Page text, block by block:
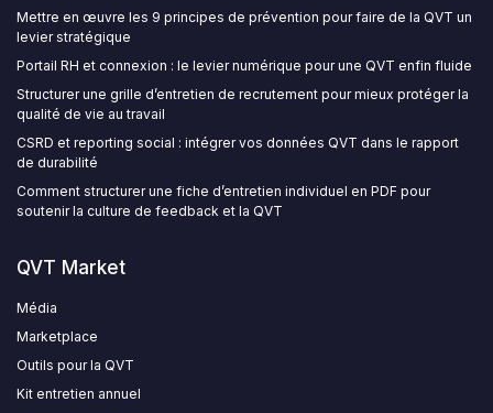
Mettre en œuvre les 9 principes de prévention pour faire de la QVT un
levier stratégique
Portail RH et connexion : le levier numérique pour une QVT enfin fluide
Structurer une grille d’entretien de recrutement pour mieux protéger la
qualité de vie au travail
CSRD et reporting social : intégrer vos données QVT dans le rapport
de durabilité
Comment structurer une fiche d’entretien individuel en PDF pour
soutenir la culture de feedback et la QVT
QVT Market
Média
Marketplace
Outils pour la QVT
Kit entretien annuel